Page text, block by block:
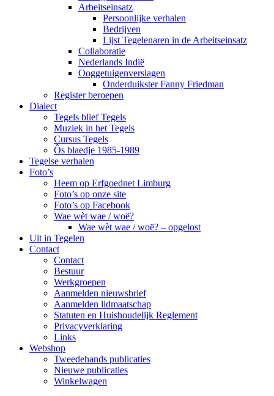
Arbeitseinsatz
Persoonlijke verhalen
Bedrijven
Lijst Tegelenaren in de Arbeitseinsatz
Collaboratie
Nederlands Indië
Ooggetuigenverslagen
Onderduikster Fanny Friedman
Register beroepen
Dialect
Tegels blief Tegels
Muziek in het Tegels
Cursus Tegels
Ôs blaedje 1985-1989
Tegelse verhalen
Foto’s
Heem op Erfgoednet Limburg
Foto’s op onze site
Foto’s op Facebook
Wae wèt wae / woë?
Wae wèt wae / woë? – opgelost
Uit in Tegelen
Contact
Contact
Bestuur
Werkgroepen
Aanmelden nieuwsbrief
Aanmelden lidmaatschap
Statuten en Huishoudelijk Reglement
Privacyverklaring
Links
Webshop
Tweedehands publicaties
Nieuwe publicaties
Winkelwagen